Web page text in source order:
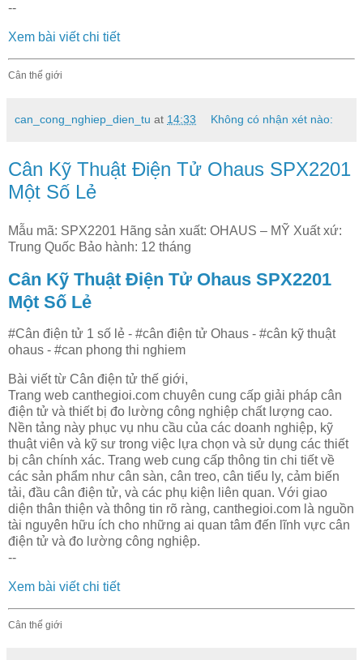
--
Xem bài viết chi tiết
Cân thế giới
can_cong_nghiep_dien_tu at 14:33 Không có nhận xét nào:
Cân Kỹ Thuật Điện Tử Ohaus SPX2201
Một Số Lẻ
Mẫu mã: SPX2201 Hãng sản xuất: OHAUS – MỸ Xuất xứ:
Trung Quốc Bảo hành: 12 tháng
Cân Kỹ Thuật Điện Tử Ohaus SPX2201
Một Số Lẻ
#Cân điện tử 1 số lẻ - #cân điện tử Ohaus - #cân kỹ thuật
ohaus - #can phong thi nghiem
Bài viết từ Cân điện tử thế giới,
Trang web canthegioi.com chuyên cung cấp giải pháp cân
điện tử và thiết bị đo lường công nghiệp chất lượng cao.
Nền tảng này phục vụ nhu cầu của các doanh nghiệp, kỹ
thuật viên và kỹ sư trong việc lựa chọn và sử dụng các thiết
bị cân chính xác. Trang web cung cấp thông tin chi tiết về
các sản phẩm như cân sàn, cân treo, cân tiểu ly, cảm biến
tải, đầu cân điện tử, và các phụ kiện liên quan. Với giao
diện thân thiện và thông tin rõ ràng, canthegioi.com là nguồn
tài nguyên hữu ích cho những ai quan tâm đến lĩnh vực cân
điện tử và đo lường công nghiệp.
--
Xem bài viết chi tiết
Cân thế giới